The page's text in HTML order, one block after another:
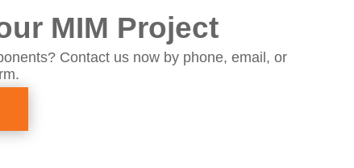
MIM Project
Contact us now by phone, email, or